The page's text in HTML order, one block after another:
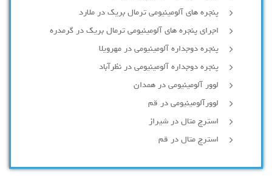
پنجره های آلومینیومی ترمال بریک در ملارد
اجرای پنجره های آلومینیومی ترمال بریک در گرمدره
پنجره دوجداره آلومینیومی در مهرویلا
پنجره دوجداره آلومینیومی در نظرآباد
لوور آلومینیومی در همدان
لوورآلومینیومی در قم
استرچ متال در شیراز
استرچ متال در قم